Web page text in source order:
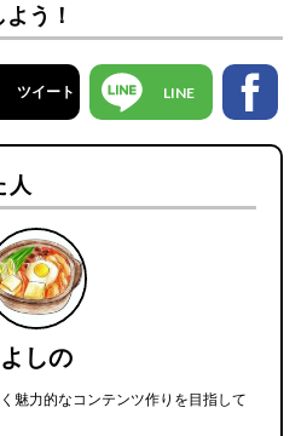
う！
ツイート LINE
人
よしの
魅力的なコンテンツ作りを目指して